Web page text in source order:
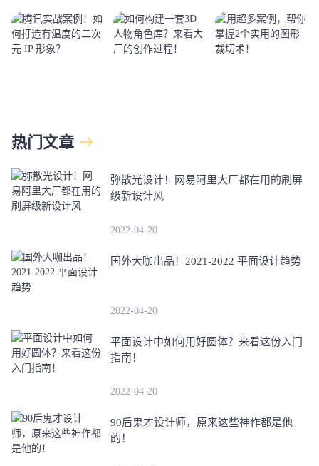
热门文章
弥散光设计！网易阿里大厂都在用的刷屏
级新设计风
2022-04-20
国外大咖出品！2021-2022 平面设计趋势
2022-04-20
平面设计中如何用好圆体？来看这份入门
指南！
2022-04-20
90后鬼才设计师，原来这些神作都是他
的！